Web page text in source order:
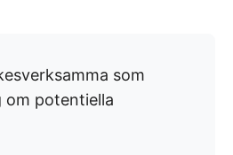
som
potentiella